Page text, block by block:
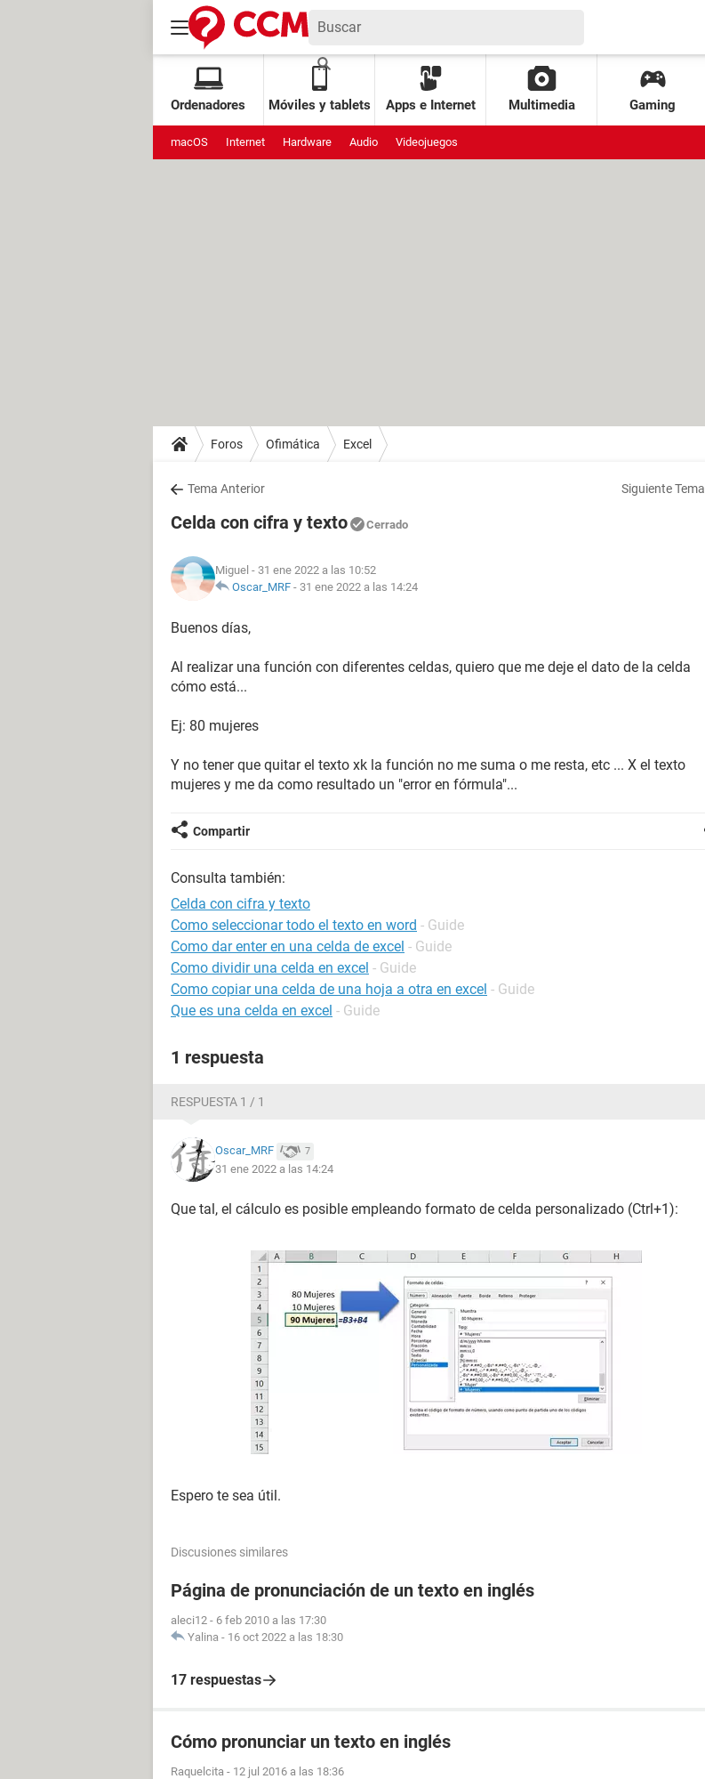
Ordenadores Móviles y tablets Apps e Internet Multimedia Gaming
macOS Internet Hardware Audio Videojuegos
Foros Ofimática Excel
Tema Anterior Siguiente Tema
Celda con cifra y texto Cerrado
Miguel - 31 ene 2022 a las 10:52
Oscar_MRF - 31 ene 2022 a las 14:24
Buenos días,
Al realizar una función con diferentes celdas, quiero que me deje el dato de la celda
cómo está...
Ej: 80 mujeres
Y no tener que quitar el texto xk la función no me suma o me resta, etc ... X el texto
mujeres y me da como resultado un "error en fórmula"...
Compartir
Consulta también:
Celda con cifra y texto
Como seleccionar todo el texto en word - Guide
Como dar enter en una celda de excel - Guide
Como dividir una celda en excel - Guide
Como copiar una celda de una hoja a otra en excel - Guide
Que es una celda en excel - Guide
1 respuesta
RESPUESTA 1 / 1
Oscar_MRF 7
31 ene 2022 a las 14:24
Que tal, el cálculo es posible empleando formato de celda personalizado (Ctrl+1):
Espero te sea útil.
Discusiones similares
Página de pronunciación de un texto en inglés
aleci12 - 6 feb 2010 a las 17:30
Yalina - 16 oct 2022 a las 18:30
17 respuestas
Cómo pronunciar un texto en inglés
Raquelcita - 12 jul 2016 a las 18:36